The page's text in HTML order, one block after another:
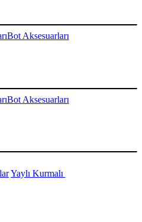
Bot Aksesuarları
Bot Aksesuarları
Yaylı Kurmalı